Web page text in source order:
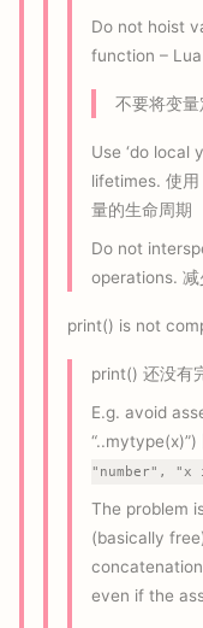
Do not hoist
function –
不要将变量
Use ‘do local
lifetimes. 使用
量的生命周期
Do not
operations. 减
print() is not
print() 还没有
E.g. avoid
“..mytype(x)”)
"number",
The problem
(basically
even if the